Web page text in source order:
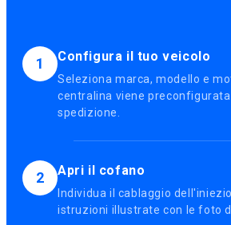
1 Configura il tuo veicolo
Seleziona marca, modello e
centralina viene
spedizione.
2 Apri il cofano
Individua il cablaggio
istruzioni illustrate con le foto